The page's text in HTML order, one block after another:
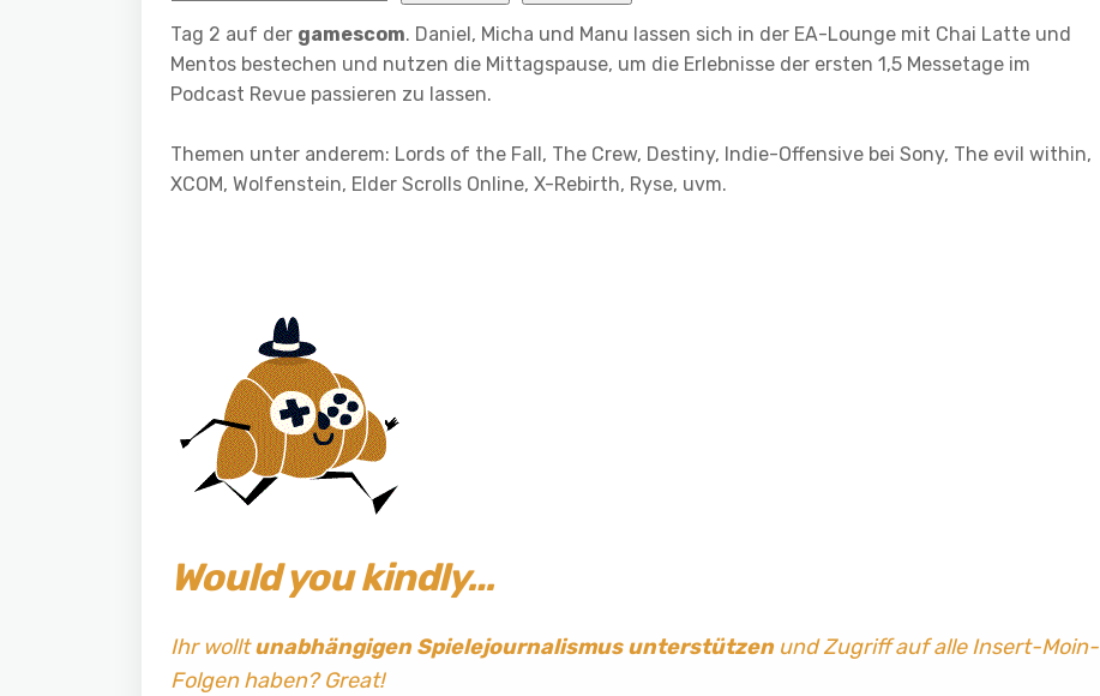
Tag 2 auf der gamescom. Daniel, Micha und Manu lassen sich in der EA-Lounge mit Chai Latte und
Mentos bestechen und nutzen die Mittagspause, um die Erlebnisse der ersten 1,5 Messetage im
Podcast Revue passieren zu lassen.
Themen unter anderem: Lords of the Fall, The Crew, Destiny, Indie-Offensive bei Sony, The evil within,
XCOM, Wolfenstein, Elder Scrolls Online, X-Rebirth, Ryse, uvm.
Would you kindly…
Ihr wolltunabhängigen Spielejournalismus unterstützenund Zugriff auf alle Insert-Moin-
Folgen haben? Great!